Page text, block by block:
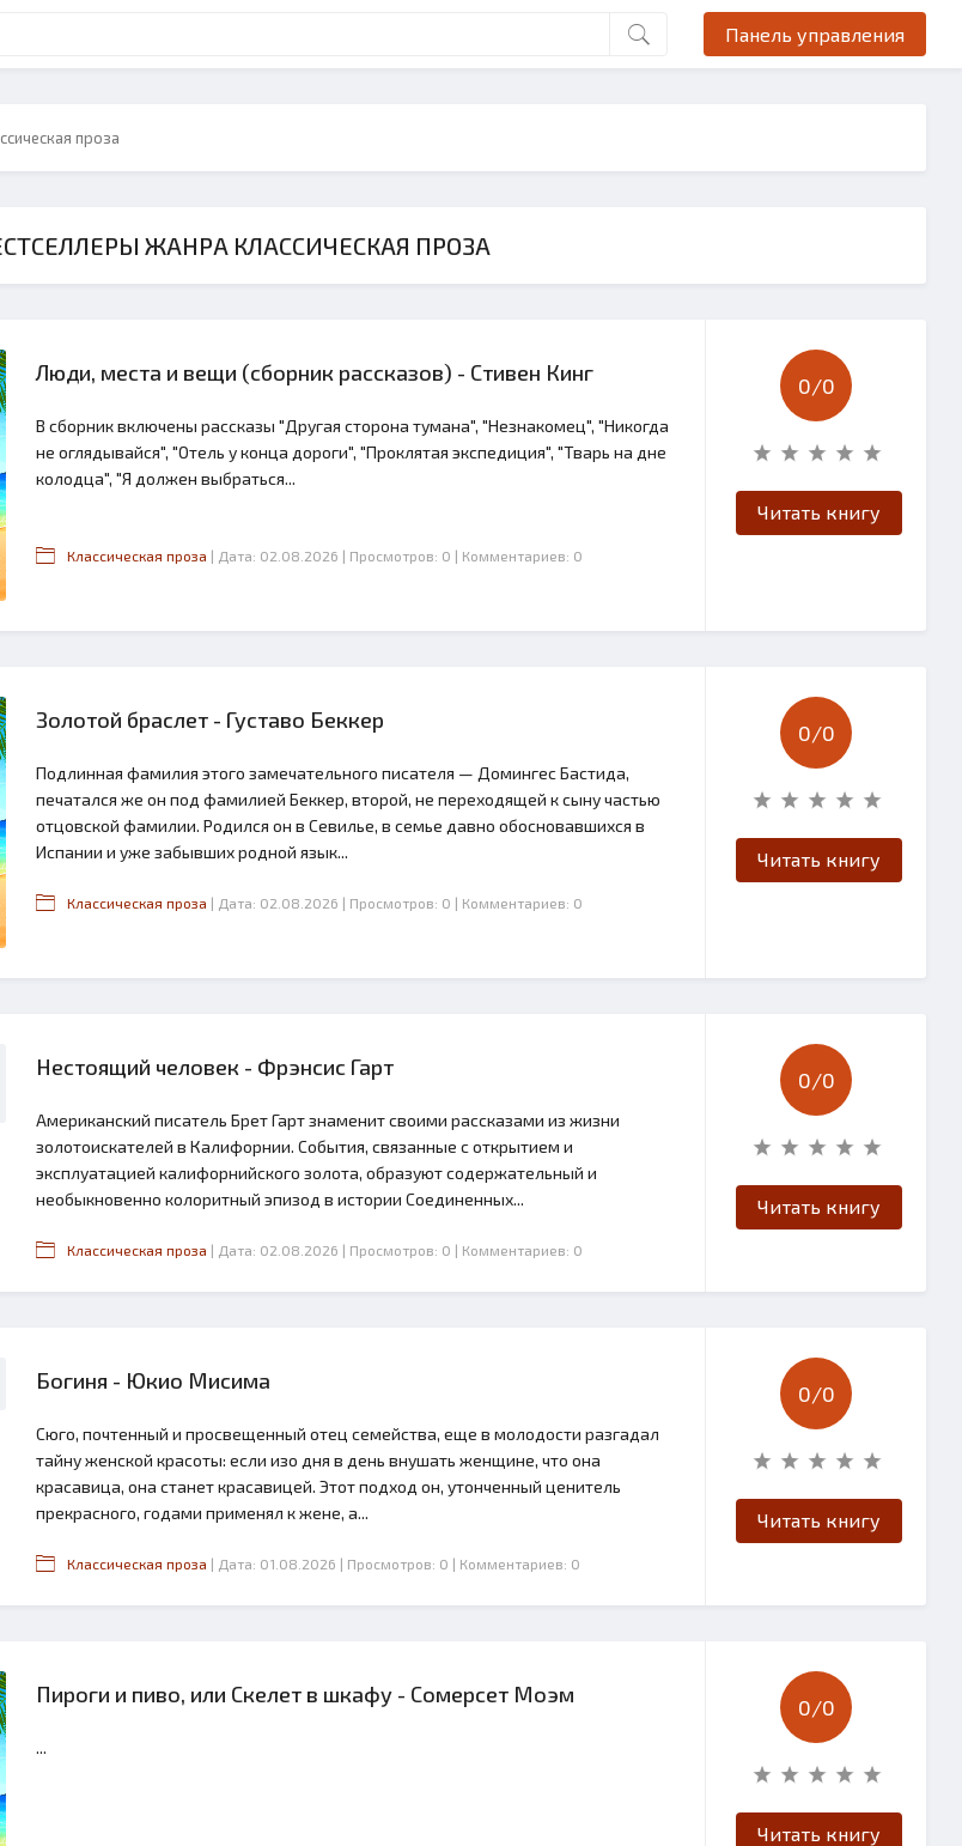
Панель управления
проза
ЖАНРА КЛАССИЧЕСКАЯ ПРОЗА
Люди, места и вещи (сборник рассказов) - Стивен Кинг
В сборник включены рассказы "Другая сторона тумана", "Незнакомец", "Никогда
не оглядывайся", "Отель у конца дороги", "Проклятая экспедиция", "Тварь на дне
колодца", "Я должен выбраться...
Классическая проза | Дата: 02.08.2026 | Просмотров: 0 | Комментариев: 0
0/0
Читать книгу
Золотой браслет - Густаво Беккер
Подлинная фамилия этого замечательного писателя — Домингес Бастида,
печатался же он под фамилией Беккер, второй, не переходящей к сыну частью
отцовской фамилии. Родился он в Севилье, в семье давно обосновавшихся в
Испании и уже забывших родной язык...
Классическая проза | Дата: 02.08.2026 | Просмотров: 0 | Комментариев: 0
0/0
Читать книгу
Нестоящий человек - Фрэнсис Гарт
Американский писатель Брет Гарт знаменит своими рассказами из жизни
золотоискателей в Калифорнии. События, связанные с открытием и
эксплуатацией калифорнийского золота, образуют содержательный и
необыкновенно колоритный эпизод в истории Соединенных...
Классическая проза | Дата: 02.08.2026 | Просмотров: 0 | Комментариев: 0
0/0
Читать книгу
Богиня - Юкио Мисима
Сюго, почтенный и просвещенный отец семейства, еще в молодости разгадал
тайну женской красоты: если изо дня в день внушать женщине, что она
красавица, она станет красавицей. Этот подход он, утонченный ценитель
прекрасного, годами применял к жене, а...
Классическая проза | Дата: 01.08.2026 | Просмотров: 0 | Комментариев: 0
0/0
Читать книгу
Пироги и пиво, или Скелет в шкафу - Сомерсет Моэм
...
0/0
Читать книгу